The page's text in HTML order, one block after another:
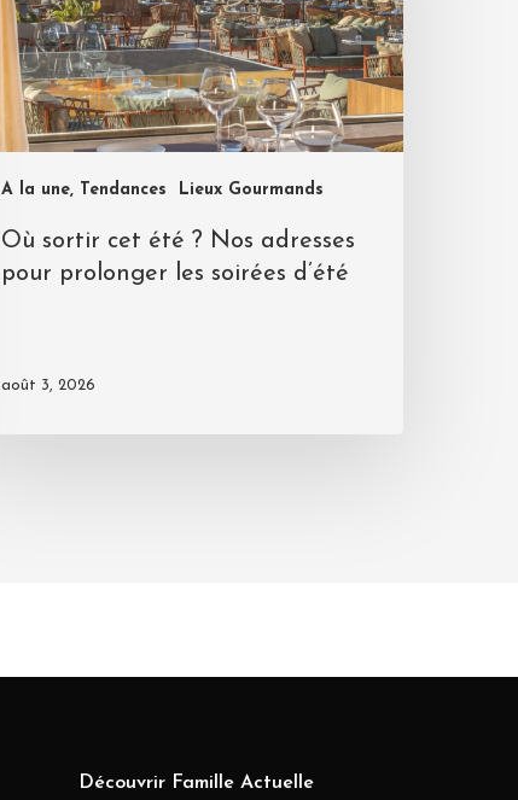
A la une, Tendances Lieux Gourmands
Où sortir cet été ? Nos adresses
pour prolonger les soirées d’été
août 3, 2026
Découvrir Famille Actuelle